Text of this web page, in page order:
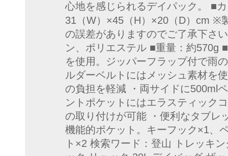
心地を感じられるデイパック。 ■
31（W）×45（H）×20（D）cm ※
の誤差がありますのでご了承下さ
ン、ポリエステル ■重量：約570g
を使用。ジッパーフラップ付で雨
ルダーベルトにはメッシュ素材を
の負担を軽減 ・両サイドに500ml
ントポケットにはエラスティック
の取り付けが可能 ・便利なタブレ
機能的ポケット。キーフック×1、
ト×2 検索ワード：登山 トレッキ